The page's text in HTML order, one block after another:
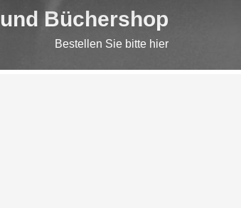
Büchershop
Bestellen Sie bitte hier